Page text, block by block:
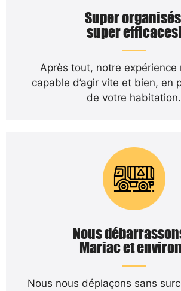
Super
super efficaces!
Après tout, notre expérience
capable d’agir vite et bien, en
de votre habitation.
Nous
Mariac et
Nous nous déplaçons sans